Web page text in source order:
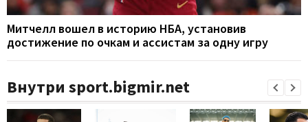
Митчелл вошел в историю НБА, установив
достижение по очкам и ассистам за одну игру
Внутри sport.bigmir.net